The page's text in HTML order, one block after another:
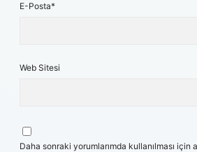
E-Posta*
Web Sitesi
Daha sonraki yorumlarımda kullanılması için